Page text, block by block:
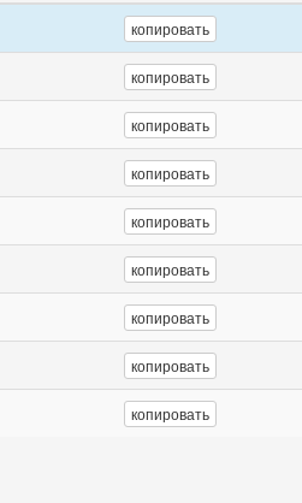
копировать
копировать
копировать
копировать
копировать
копировать
копировать
копировать
копировать